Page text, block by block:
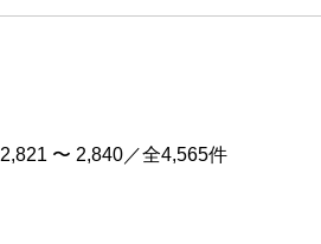
2,821 〜 2,840／全4,565件